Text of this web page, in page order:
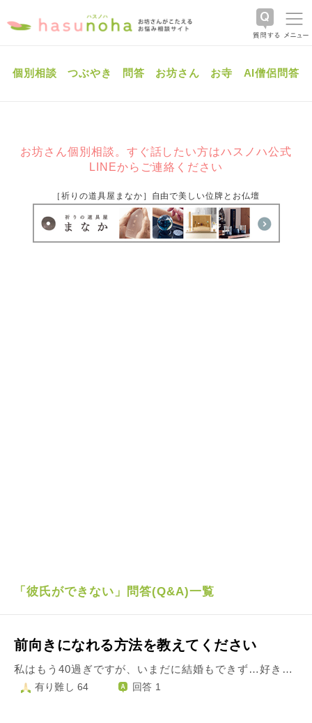
個別相談 つぶやき 問答 お坊さん お寺 AI僧侶問答
お坊さん個別相談。すぐ話したい方はハスノハ公式
LINEからご連絡ください
［祈りの道具屋まなか］自由で美しい位牌とお仏壇
「彼氏ができない」問答(Q&A)一覧
前向きになれる方法を教えてください
私はもう40過ぎですが、いまだに結婚もできず…好きな人ができても、なかなか続かずうまくいきません。 休日に友人と出かけたり、料理教室に行ってみたり、なるべく色んな楽しい事を見つけて、マイナスに考えないようにはしていますが、楽しいのはその時だけで…一人になると『このままで良いのか？孤独死は怖い』という妄想ばかりしてしまいます。 今現在、両親と一緒に暮らしていますが、両親が健康で傍にいてくれる有り難さを実感しつつも、やはり恋愛でうまくいかないことで『どうせこんな私なんか』と気持ちが滅入るばかりです。恋愛や結婚が全てではありませんが、仲の良いカップルや家族連れを見ると羨ましさと同時に、自分の今の状況に情けなさと切なさを感じてしまいます。 何をやっても後ろ向きに考えてしまいます…。 いつになったら人に必要とされるのか、本当に不安です。 もっと前向きに考えられる自分になるには、どうしたらよいでしょうか？
有り難し 64 回答 1